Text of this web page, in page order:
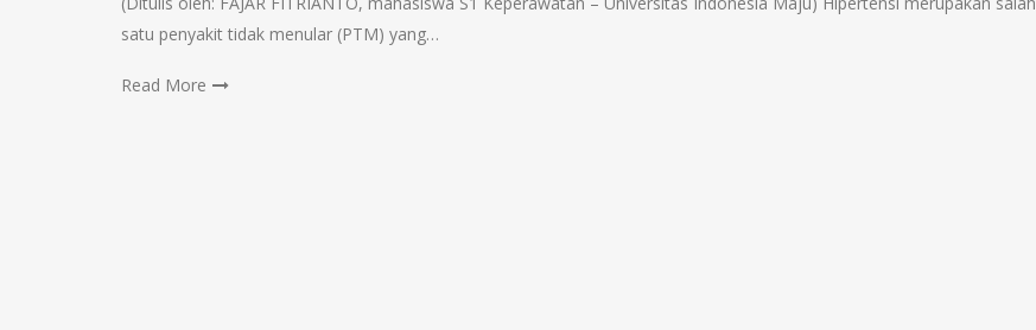
satu penyakit tidak menular (PTM) yang…
Read More